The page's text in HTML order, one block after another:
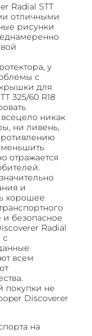
Radial STT
отличными
рисунки
у
с
для
325/60 R18
никак
ни ливень,
отражается
и
хорошее
и безопасное
Radial
с
всем
покупки не
Discoverer
на